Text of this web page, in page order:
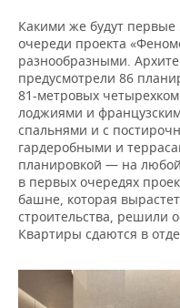
Какими же будут первые
очереди проекта
разнообразными.
предусмотрели 86
81-метровых
лоджиями и
спальнями и с
гардеробными и
планировкой — на любой
в первых очередях
башне, которая
строительства, решили
Квартиры сдаются в